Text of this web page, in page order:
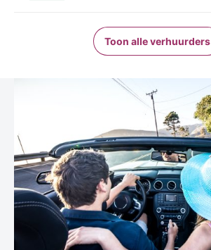
Toon alle verhuurders